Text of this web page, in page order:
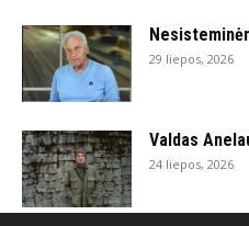
29 liepos, 2026
Valdas
24 liepos, 2026